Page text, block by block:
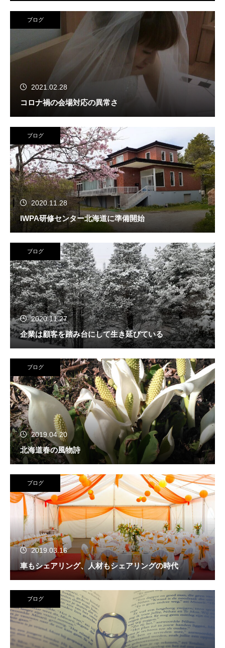
ブログ
2021.02.28
コロナ禍の会場対応の異常さ
ブログ
2020.11.28
IWPA研修センター北海道に準備開始
ブログ
2020.11.27
企業は顧客を踏み台にして生き延びている
ブログ
2019.04.20
北海道春の風物詩
ブログ
2019.03.16
車もシェアリング、人材もシェアリングの時代
ブログ